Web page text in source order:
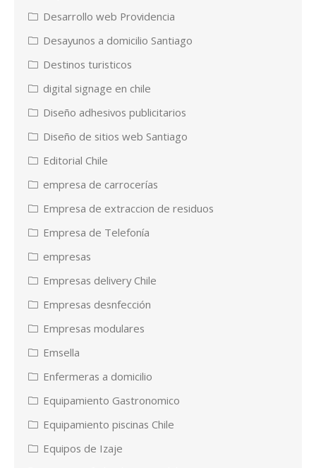
Desarrollo web Providencia
Desayunos a domicilio Santiago
Destinos turisticos
digital signage en chile
Diseño adhesivos publicitarios
Diseño de sitios web Santiago
Editorial Chile
empresa de carrocerías
Empresa de extraccion de residuos
Empresa de Telefonía
empresas
Empresas delivery Chile
Empresas desnfección
Empresas modulares
Emsella
Enfermeras a domicilio
Equipamiento Gastronomico
Equipamiento piscinas Chile
Equipos de Izaje